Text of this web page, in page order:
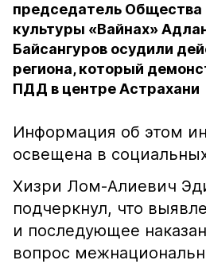
председатель Общества
культуры «Вайнах»
Байсангуров осудили
региона, который
ПДД в центре Астрахани
Информация об этом
освещена в
Хизри Лом-Алиевич
подчеркнул, что
и последующее
вопрос